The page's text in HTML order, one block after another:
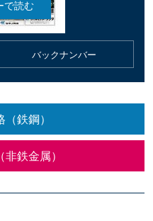
バックナンバー
鉄鋼）
鉄金属）